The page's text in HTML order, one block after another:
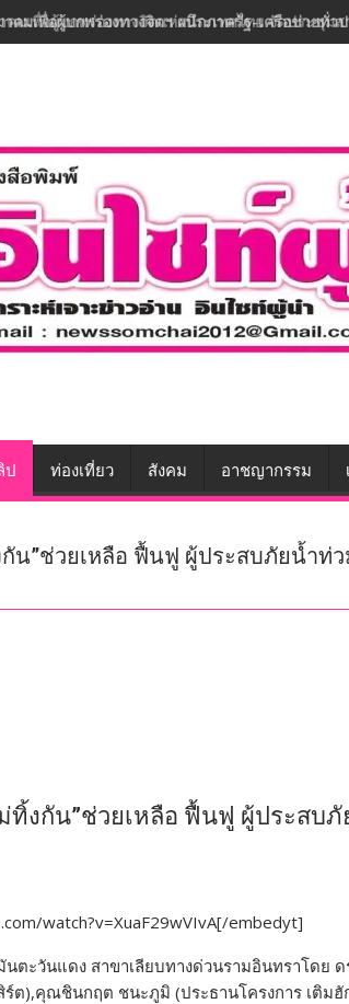
าคมเพื่อผู้บกพร่องทางจิตฯ ผนึกภาครัฐ-เครือข่ายทั่ว
ป ท่องเที่ยว สังคม อาชญากรรม
น”ช่วยเหลือ ฟื้นฟู ผู้ประสบภัยน้ำท่
ทิ้งกัน”ช่วยเหลือ ฟื้นฟู ผู้ประสบ
watch?v=XuaF29wVIvA[/embedyt]
นตะวันแดง สาขาเลียบทางด่วนรามอินทราโดย
ต),คุณชินกฤต ชนะภูมิ (ประธานโครงการ เติม